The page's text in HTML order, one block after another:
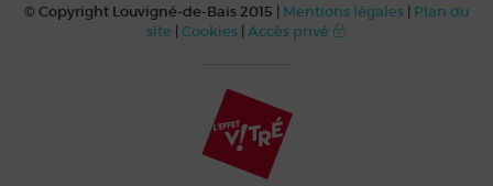
© Copyright Louvigné-de-Bais 2015 | Mentions légales | Plan du
site | Cookies | Accès privé